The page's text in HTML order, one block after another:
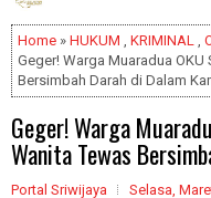
Home » HUKUM , KRIMINAL ,
Geger! Warga Muaradua
Bersimbah Darah di Dalam
Geger! Warga
Wanita Tewas
Portal Sriwijaya Selasa,